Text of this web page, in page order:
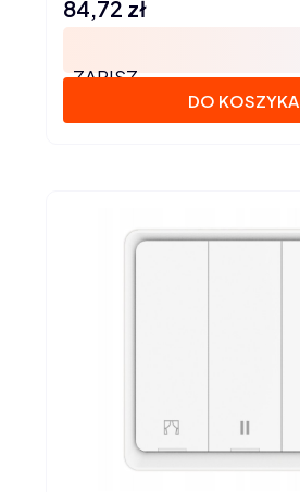
Cena
84,72 zł
ZAPISZ
DO KOSZYKA